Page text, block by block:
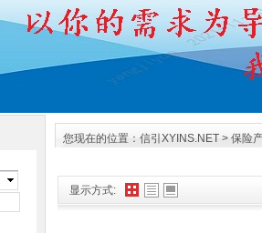
您现在的位置： 信引XYINS.NET > 保险
显示方式: